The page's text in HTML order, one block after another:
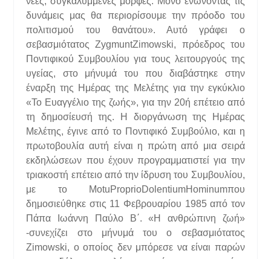
δυνάμεις μας θα περιορίσουμε την πρόοδο του
πολιτισμού του θανάτου». Αυτό γράφει ο
σεβασμιότατος ZygmuntZimowski, πρόεδρος του
Ποντιφικού Συμβουλίου για τους λειτουργούς της
υγείας, στο μήνυμά του που διαβάστηκε στην
έναρξη της Ημέρας της Μελέτης για την εγκύκλιο
«Το Ευαγγέλιο της ζωής», για την 20ή επέτειο από
τη δημοσίευσή της. Η διοργάνωση της Ημέρας
Μελέτης, έγινε από το Ποντιφικό Συμβούλιο, και η
πρωτοβουλία αυτή είναι η πρώτη από μια σειρά
εκδηλώσεων που έχουν προγραμματιστεί για την
τριακοστή επέτειο από την ίδρυση του Συμβουλίου,
με το MotuProprioDolentiumHominumπου
δημοσιεύθηκε στις 11 Φεβρουαρίου 1985 από τον
Πάπα Ιωάννη Παύλο Β΄. «Η ανθρώπινη ζωή»
-συνεχίζει στο μήνυμά του ο σεβασμιότατος
Zimowski, ο οποίος δεν μπόρεσε να είναι παρών